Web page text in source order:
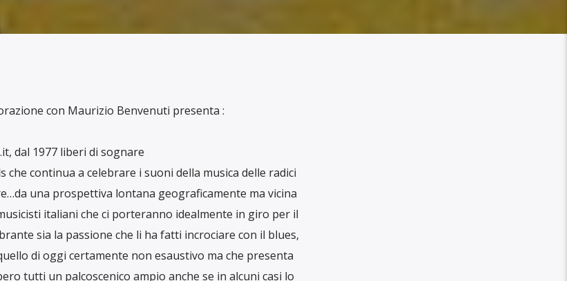
con Maurizio Benvenuti presenta :
dal 1977 liberi di sognare
continua a celebrare i suoni della musica delle radici
una prospettiva lontana geograficamente ma vicina
italiani che ci porteranno idealmente in giro per il
sia la passione che li ha fatti incrociare con il blues,
di oggi certamente non esaustivo ma che presenta
tutti un palcoscenico ampio anche se in alcuni casi lo